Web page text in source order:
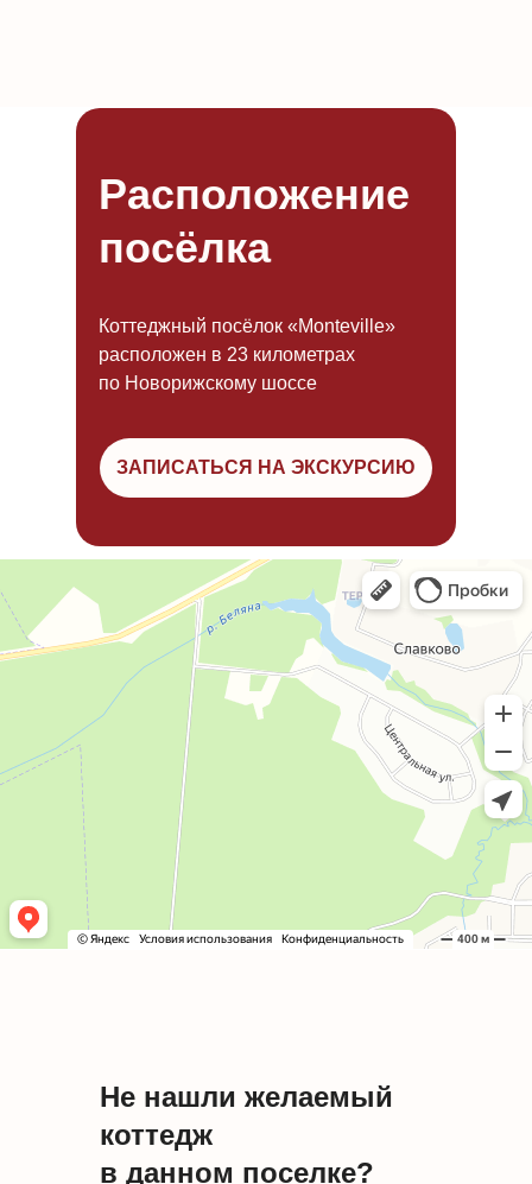
Расположение
посёлка
Коттеджный посёлок «Monteville»
расположен в 23 километрах
по Новорижскому шоссе
ЗАПИСАТЬСЯ НА ЭКСКУРСИЮ
Не нашли желаемый
коттедж
в данном поселке?